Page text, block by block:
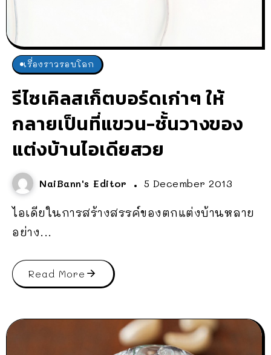
เรื่องราวรอบโลก
รีไซเคิลสเก็ตบอร์ดเก่าๆ ให้
กลายเป็นที่แขวน-ชั้นวางของ
แต่งบ้านไอเดียสวย
NaiBann's Editor 5 December 2013
ไอเดียในการสร้างสรรค์ของตกแต่งบ้านหลาย
อย่าง...
Read More